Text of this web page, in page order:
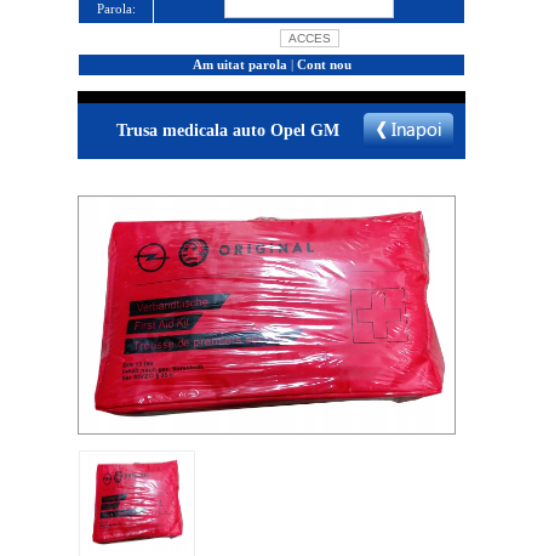
Parola:
Am uitat parola | Cont nou
Trusa medicala auto Opel GM